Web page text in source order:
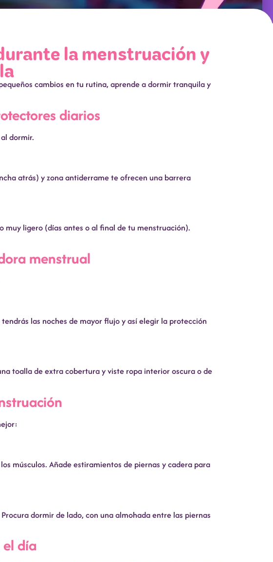
la menstruación y
cambios en tu rutina, aprende a dormir tranquila y
diarios
dormir.
atrás) y zona antiderrame te ofrecen una barrera
muy ligero (días antes o al final de tu menstruación).
menstrual
las noches de mayor flujo y así elegir la protección
toalla de extra cobertura y viste ropa interior oscura o de
músculos. Añade estiramientos de piernas y cadera para
dormir de lado, con una almohada entre las piernas
día